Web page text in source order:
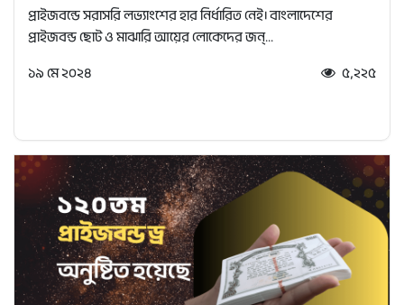
প্রাইজবন্ডে সরাসরি লভ্যাংশের হার নির্ধারিত নেই। বাংলাদেশের
প্রাইজবন্ড ছোট ও মাঝারি আয়ের লোকেদের জন্...
১৯ মে ২০২৪
৫,২২৫